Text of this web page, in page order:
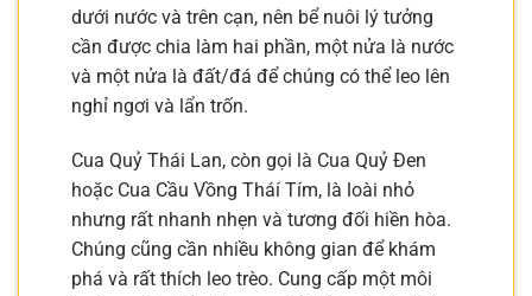
dưới nước và trên cạn, nên bể nuôi lý tưởng
cần được chia làm hai phần, một nửa là nước
và một nửa là đất/đá để chúng có thể leo lên
nghỉ ngơi và lẩn trốn.
Cua Quỷ Thái Lan, còn gọi là Cua Quỷ Đen
hoặc Cua Cầu Vồng Tháí Tím, là loài nhỏ
nhưng rất nhanh nhẹn và tương đối hiền hòa.
Chúng cũng cần nhiều không gian để khám
phá và rất thích leo trèo. Cung cấp một môi